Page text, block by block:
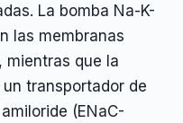
La bomba Na-K-
las membranas
mientras que la
transportador de
(ENaC-